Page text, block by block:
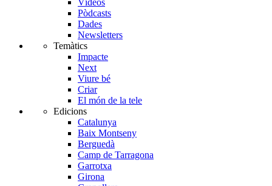
Vídeos
Pòdcasts
Dades
Newsletters
Temàtics
Impacte
Next
Viure bé
Criar
El món de la tele
Edicions
Catalunya
Baix Montseny
Berguedà
Camp de Tarragona
Garrotxa
Girona